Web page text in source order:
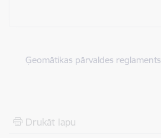
Lejupielādēt:
Ģeomātikas pārvaldes reglaments
Drukāt lapu